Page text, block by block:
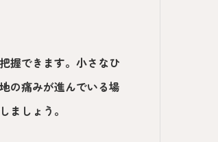
握できます。小さなひ
の痛みが進んでいる場
ましょう。